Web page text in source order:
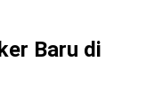
Baru di